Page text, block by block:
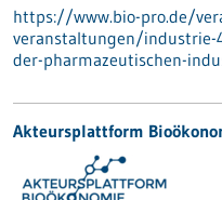
https://www.bio-pro.de/
veranstaltungen/industrie-
der-pharmazeutischen-
Akteursplattform